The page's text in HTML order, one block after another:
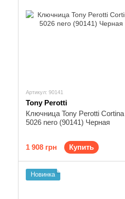
Артикул: 90141
Tony Perotti
Ключница Tony Perotti Cortina
5026 nero (90141) Черная
1 908 грн Купить
Новинка